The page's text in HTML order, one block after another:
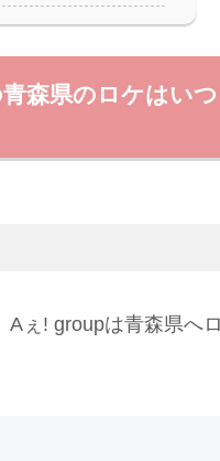
森県のロケはい
ぇ! groupは青森県へ